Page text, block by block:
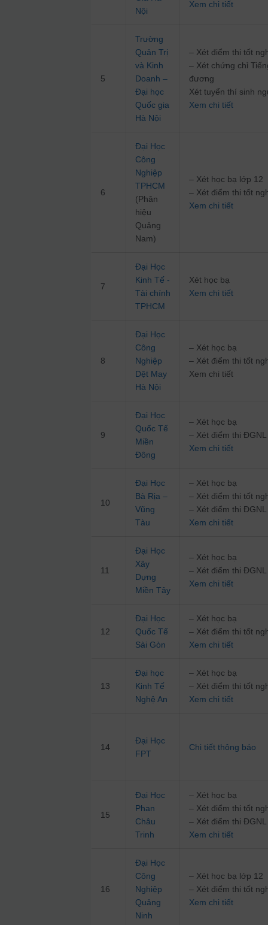
Nội
Xem chi tiết
5
Trường
Quản Trị
và Kinh
Doanh –
Đại học
Quốc gia
Hà Nội
– Xét điểm thi tốt
– Xét chứng chỉ
đương
Xét tuyển thí sinh
Xem chi tiết
6
Đại Học
Công
Nghiệp
TPHCM
(Phân
hiệu
Quảng
Nam)
– Xét học bạ lớp 12
– Xét điểm thi tốt
Xem chi tiết
7
Đại Học
Kinh Tế -
Tài chính
TPHCM
Xét học bạ
Xem chi tiết
8
Đại Học
Công
Nghiệp
Dệt May
Hà Nội
– Xét học bạ
– Xét điểm thi tốt
Xem chi tiết
9
Đại Học
Quốc Tế
Miền
Đông
– Xét học bạ
– Xét điểm thi
Xem chi tiết
10
Đại Học
Bà Rịa –
Vũng
Tàu
– Xét học bạ
– Xét điểm thi tốt
– Xét điểm thi
Xem chi tiết
11
Đại Học
Xây
Dựng
Miền Tây
– Xét học bạ
– Xét điểm thi
Xem chi tiết
12
Đại Học
Quốc Tế
Sài Gòn
– Xét học bạ
– Xét điểm thi tốt
Xem chi tiết
13
Đại học
Kinh Tế
Nghệ An
– Xét học bạ
– Xét điểm thi tốt
Xem chi tiết
14
Đại Học
FPT
Chi tiết thông báo
15
Đại Học
Phan
Châu
Trinh
– Xét học bạ
– Xét điểm thi tốt
– Xét điểm thi
Xem chi tiết
16
Đại Học
Công
Nghiệp
Quảng
Ninh
– Xét học bạ lớp 12
– Xét điểm thi tốt
Xem chi tiết